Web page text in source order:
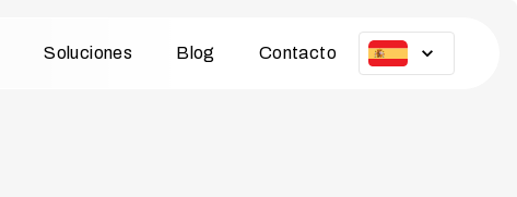
Soluciones Blog Contacto